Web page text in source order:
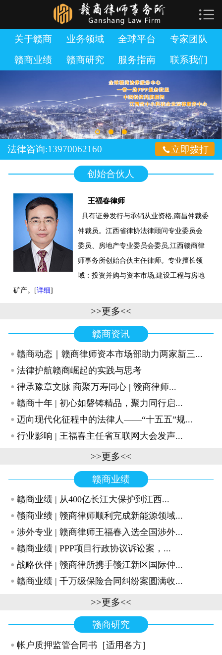
 网站首页
关于赣商
业务领域
全球平台
专家团队
赣商业绩
赣商研究
加入赣商
联系我们

关于赣商 业务领域 全球平台
专家团队
赣商业绩
赣商研究 服务指南 联系我们
立即拨打
法律咨询:13970062160
创始合伙人
王福春律师
具有证券发行与承销从业资格,南昌仲裁委
仲裁员。江西省律协法律顾问专业委员会
委员、房地产专业委员会委员,江西赣商律
师事务所创始合伙主任律师。专业擅长领
域：投资并购与资本市场,建设工程与房地
矿产。[详细]
>>更多<<
赣商资讯
· 赣商动态｜赣商律师资本市场部助力两家新三...
· 法律护航赣商崛起的实践与思考
· 律承豫章文脉 商聚万寿同心 | 赣商律师...
· 赣商十年 | 初心如磐铸精品，聚力同行启...
· 迈向现代化征程中的法律人——“十五五”规...
· 行业影响 | 王福春主任省互联网大会发声...
>>更多<<
赣商业绩
· 赣商业绩 | 从400亿长江大保护到江西...
· 赣商业绩 | 赣商律师顺利完成新能源领域...
· 涉外专业 | 赣商律师王福春入选全国涉外...
· 赣商业绩 | PPP项目行政协议诉讼案，...
· 战略伙伴 | 赣商律所携手赣江新区国际仲...
· 赣商业绩 | 千万级保险合同纠纷案圆满收...
>>更多<<
赣商研究
· 帐户质押监管合同书［适用各方］